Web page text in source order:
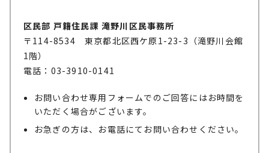
区民部 戸籍住民課 滝野川区民事務所
〒114-8534 東京都北区西ケ原1-23-3（滝野川会館
1階）
電話：03-3910-0141
お問い合わせ専用フォームでのご回答にはお時間を
いただく場合がございます。
お急ぎの方は、お電話にてお問い合わせください。